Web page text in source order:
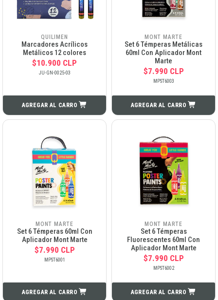
QUILIMEN
Marcadores Acrílicos
Metálicos 12 colores
$10.900 CLP
JU-GN-0025-03
AGREGAR AL CARRO
MONT MARTE
Set 6 Témperas Metálicas
60ml Con Aplicador Mont
Marte
$7.990 CLP
MPST6003
AGREGAR AL CARRO
MONT MARTE
Set 6 Témperas 60ml Con
Aplicador Mont Marte
$7.990 CLP
MPST6001
AGREGAR AL CARRO
MONT MARTE
Set 6 Témperas
Fluorescentes 60ml Con
Aplicador Mont Marte
$7.990 CLP
MPST6002
AGREGAR AL CARRO